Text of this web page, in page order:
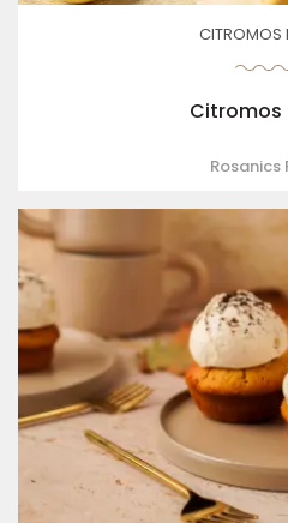
CITROMOS
Citromos
Rosanics